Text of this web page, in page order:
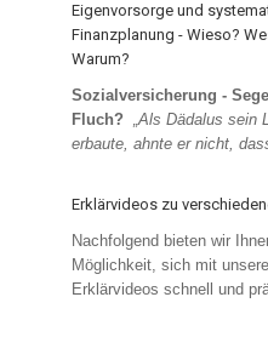
Eigenvorsorge und
Finanzplanung - Wieso?
Warum?
Sozialversicherung -
Fluch? „Als Dädalus sein
erbaute, ahnte er nicht,
Erklärvideos zu
Nachfolgend bieten wir
Möglichkeit, sich mit
Erklärvideos schnell und